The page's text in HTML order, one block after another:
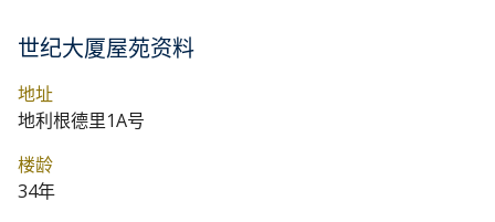
世纪大厦屋苑资料
地址
地利根德里1A号
楼龄
34年